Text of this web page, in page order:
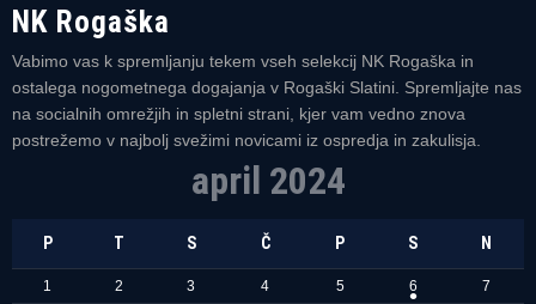
NK Rogaška
Vabimo vas k spremljanju tekem vseh selekcij NK Rogaška in
ostalega nogometnega dogajanja v Rogaški Slatini. Spremljajte nas
na socialnih omrežjih in spletni strani, kjer vam vedno znova
postrežemo v najbolj svežimi novicami iz ospredja in zakulisja.
april 2024
P T S Č P S N
1 2 3 4 5 6 7